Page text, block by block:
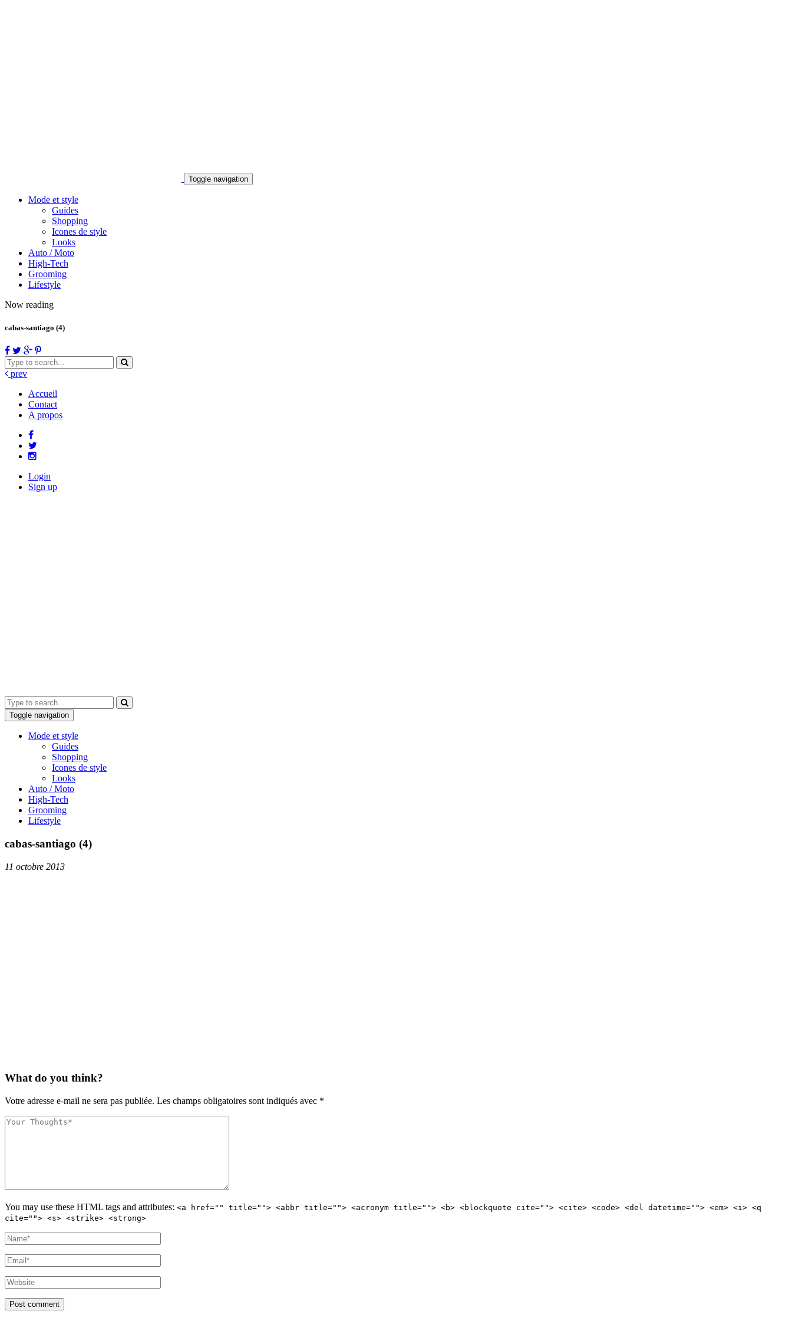
Toggle navigation
Mode et style
Guides
Shopping
Icones de style
Looks
Auto / Moto
High-Tech
Grooming
Lifestyle
Now reading
cabas-santiago (4)
prev
Accueil
Contact
A propos
Login
Sign up
Toggle navigation
Mode et style
Guides
Shopping
Icones de style
Looks
Auto / Moto
High-Tech
Grooming
Lifestyle
cabas-santiago (4)
11 octobre 2013
What do you think?
Votre adresse e-mail ne sera pas publiée. Les champs obligatoires sont indiqués avec *
You may use these HTML tags and attributes: <a href="" title=""> <abbr title=""> <acronym title=""> <b> <blockquote cite=""> <cite> <code> <del datetime=""> <em> <i> <q
cite=""> <s> <strike> <strong>